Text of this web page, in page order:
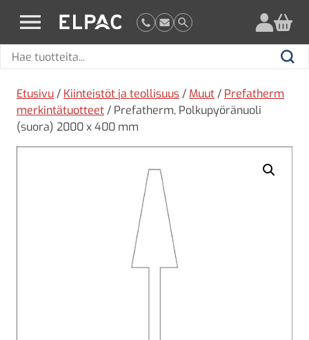
elpac.fi
Hae
Hae
Etusivu / Kiinteistöt ja teollisuus / Muut / Prefatherm
merkintätuotteet / Prefatherm, Polkupyöränuoli
(suora) 2000 x 400 mm